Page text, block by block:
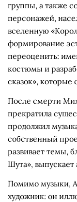
группы, а также
персонажей,
вселенную
формирование
переоценить:
костюмы и
сказок», которые
После смерти
прекратила
продолжил
собственный
развивает темы,
Шута», выпускает
Помимо музыки,
художник: он